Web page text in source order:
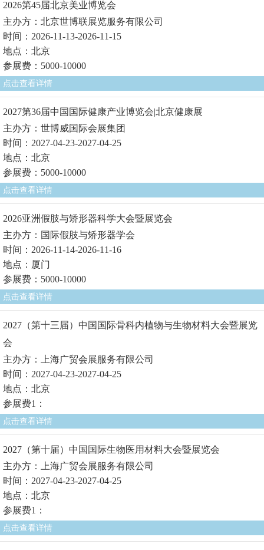
2026第45届北京美业博览会
主办方：北京世博联展览服务有限公司
时间：2026-11-13-2026-11-15
地点：北京
参展费：5000-10000
点击查看详情
2027第36届中国国际健康产业博览会|北京健康展
主办方：世博威国际会展集团
时间：2027-04-23-2027-04-25
地点：北京
参展费：5000-10000
点击查看详情
2026亚洲假肢与矫形器科学大会暨展览会
主办方：国际假肢与矫形器学会
时间：2026-11-14-2026-11-16
地点：厦门
参展费：5000-10000
点击查看详情
2027（第十三届）中国国际骨科内植物与生物材料大会暨展览
会
主办方：上海广贸会展服务有限公司
时间：2027-04-23-2027-04-25
地点：北京
参展费1：
点击查看详情
2027（第十届）中国国际生物医用材料大会暨展览会
主办方：上海广贸会展服务有限公司
时间：2027-04-23-2027-04-25
地点：北京
参展费1：
点击查看详情